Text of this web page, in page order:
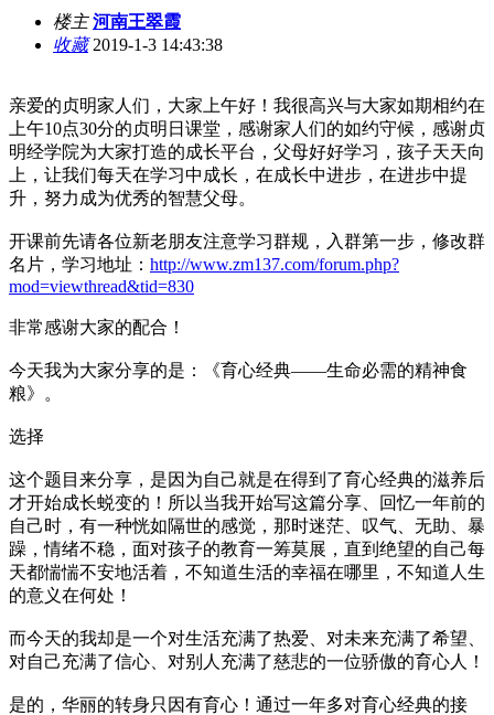
楼主 河南王翠霞
收藏2019-1-3 14:43:38
亲爱的贞明家人们，大家上午好！我很高兴与大家如期相约在
上午10点30分的贞明日课堂，感谢家人们的如约守候，感谢贞
明经学院为大家打造的成长平台，父母好好学习，孩子天天向
上，让我们每天在学习中成长，在成长中进步，在进步中提
升，努力成为优秀的智慧父母。
开课前先请各位新老朋友注意学习群规，入群第一步，修改群
名片，学习地址： http://www.zm137.com/forum.php?
mod=viewthread&tid=830
非常感谢大家的配合！
今天我为大家分享的是：《育心经典——生命必需的精神食
粮》。
选择
这个题目来分享，是因为自己就是在得到了育心经典的滋养后
才开始成长蜕变的！所以当我开始写这篇分享、回忆一年前的
自己时，有一种恍如隔世的感觉，那时迷茫、叹气、无助、暴
躁，情绪不稳，面对孩子的教育一筹莫展，直到绝望的自己每
天都惴惴不安地活着，不知道生活的幸福在哪里，不知道人生
的意义在何处！
而今天的我却是一个对生活充满了热爱、对未来充满了希望、
对自己充满了信心、对别人充满了慈悲的一位骄傲的育心人！
是的，华丽的转身只因有育心！通过一年多对育心经典的接